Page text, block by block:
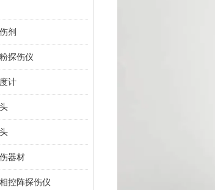
剂
探伤仪
计
器材
控阵探伤仪